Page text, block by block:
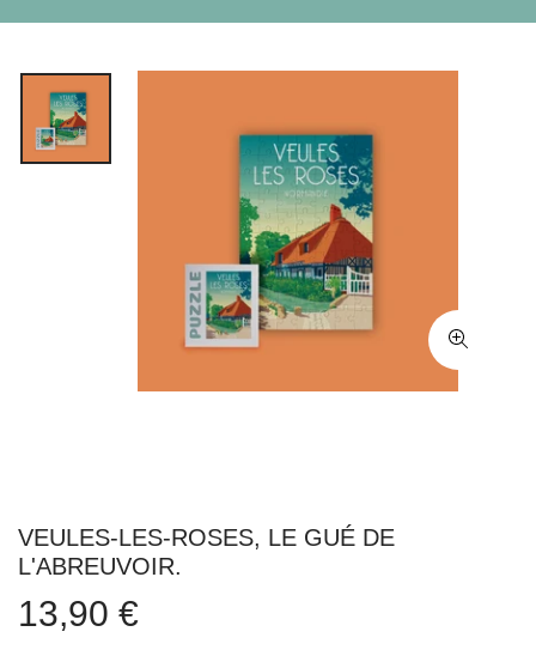
VEULES-LES-ROSES, LE GUÉ DE
L'ABREUVOIR.
13,90 €